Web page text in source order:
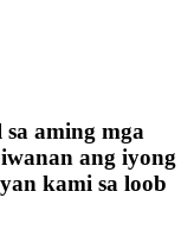
aming mga
ang iyong
kami sa loob